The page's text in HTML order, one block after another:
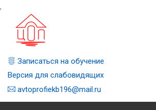
,
Записаться на обучение
Версия для слабовидящих
avtoprofiekb196@mail.ru